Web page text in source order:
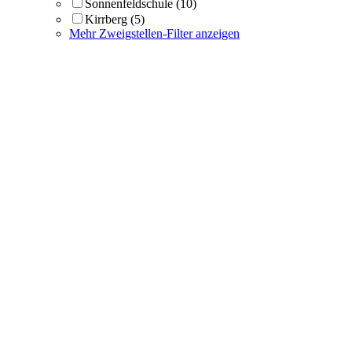
Sonnenfeldschule (10)
Kirrberg (5)
Mehr Zweigstellen-Filter anzeigen